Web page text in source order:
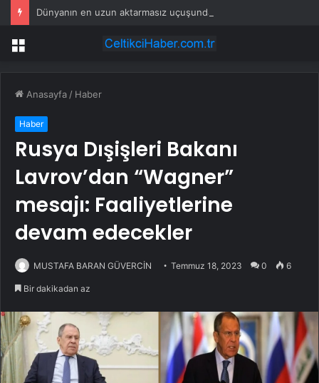
Menü
Anasayfa / Haber
Haber
Rusya Dışişleri Bakanı
Lavrov’dan “Wagner”
mesajı: Faaliyetlerine
devam edecekler
MUSTAFA BARAN GÜVERCİN Temmuz 18, 2023 0 6
Bir dakikadan az